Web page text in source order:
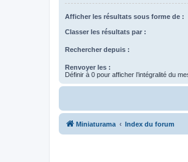
Afficher les résultats sous forme de :
Classer les résultats par :
Rechercher depuis :
Renvoyer les :
Définir à 0 pour afficher l’intégralité du
Miniaturama Index du forum